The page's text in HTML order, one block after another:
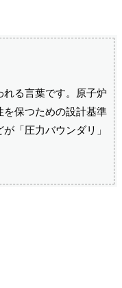
る言葉です。原子炉
を保つための設計基準
「圧力バウンダリ」